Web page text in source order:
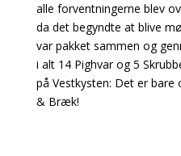
alle forventningerne blev
da det begyndte at blive
var pakket sammen og
i alt 14 Pighvar og 5
på Vestkysten: Det er
& Bræk!